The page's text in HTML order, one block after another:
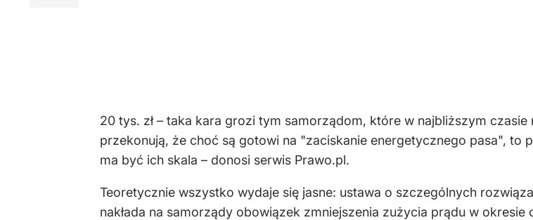
20 tys. zł – taka kara grozi tym samorządom, które w najbliższym czasie
przekonują, że choć są gotowi na "zaciskanie energetycznego pasa", to
ma być ich skala – donosi serwis Prawo.pl.
Teoretycznie wszystko wydaje się jasne: ustawa o szczególnych
nakłada na samorządy obowiązek zmniejszenia zużycia prądu w